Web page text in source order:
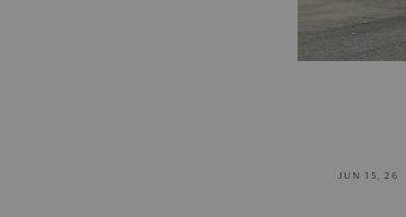
JUN 15, 26